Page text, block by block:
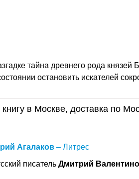
тайна древнего рода князей
остановить искателей
в Москве, доставка по
Агалаков – Литрес
писатель Дмитрий